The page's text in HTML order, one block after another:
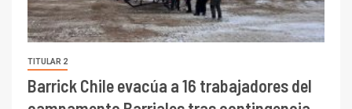
TITULAR 2
Barrick Chile evacúa a 16 trabajadores del